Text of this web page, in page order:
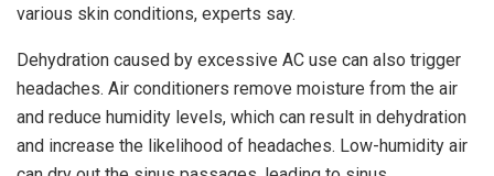
various skin conditions, experts say.
Dehydration caused by excessive AC use can also trigger
headaches. Air conditioners remove moisture from the air
and reduce humidity levels, which can result in dehydration
and increase the likelihood of headaches. Low-humidity air